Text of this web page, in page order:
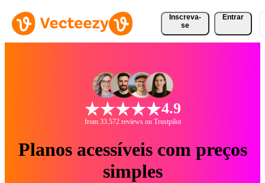
Inscreva-
se
Entrar
4.9
from 33.572 reviews on Trustpilot
Planos acessíveis com preços
simples